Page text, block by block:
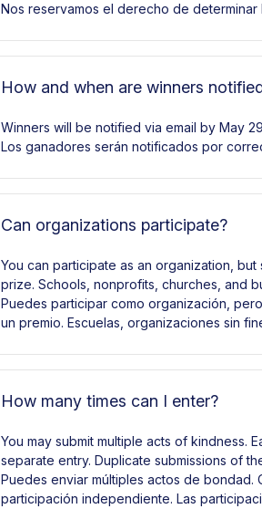
Nos reservamos el derecho de determinar
How and when are winners
Winners will be notified via email by May
Los ganadores serán notificados por
Can organizations participate?
You can participate as an organization,
prize. Schools, nonprofits, churches, and
Puedes participar como organización,
un premio. Escuelas, organizaciones sin
How many times can I enter?
You may submit multiple acts of kindness.
separate entry. Duplicate submissions of
Puedes enviar múltiples actos de
participación independiente. Las